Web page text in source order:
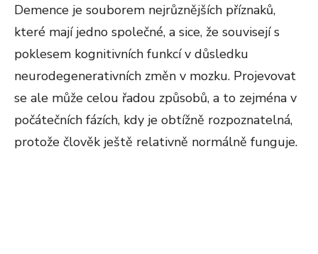
Demence je souborem nejrůznějších příznaků,
které mají jedno společné, a sice, že souvisejí s
poklesem kognitivních funkcí v důsledku
neurodegenerativních změn v mozku. Projevovat
se ale může celou řadou způsobů, a to zejména v
počátečních fázích, kdy je obtížně rozpoznatelná,
protože člověk ještě relativně normálně funguje.